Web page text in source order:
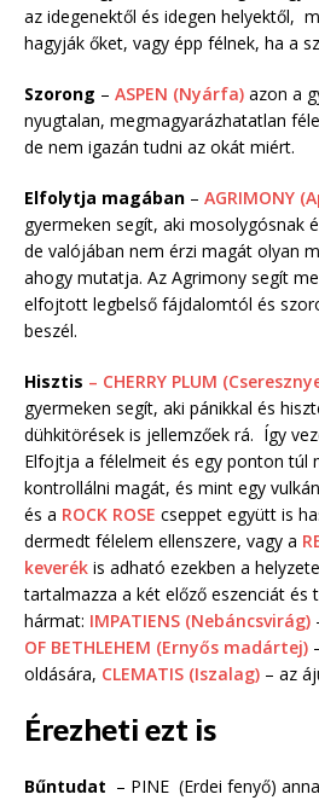
az idegenektől és idegen helyektől,
hagyják őket, vagy épp félnek, ha a
Szorong – ASPEN (Nyárfa) azon a
nyugtalan, megmagyarázhatatlan
de nem igazán tudni az okát miért.
Elfolytja magában – AGRIMONY
gyermeken segít, aki mosolygósnak
de valójában nem érzi magát olyan
ahogy mutatja. Az Agrimony segít
elfojtott legbelső fájdalomtól és
beszél.
Hisztis – CHERRY PLUM
gyermeken segít, aki pánikkal és
dühkitörések is jellemzőek rá. Így
Elfojtja a félelmeit és egy ponton túl
kontrollálni magát, és mint egy
és a ROCK ROSE cseppet együtt is
dermedt félelem ellenszere, vagy a
keverék is adható ezekben a
tartalmazza a két előző eszenciát és
hármat: IMPATIENS (Nebáncsvirág)
OF BETHLEHEM (Ernyős madártej)
oldására, CLEMATIS (Iszalag) – az
Érezheti ezt is
Bűntudat – PINE (Erdei fenyő)